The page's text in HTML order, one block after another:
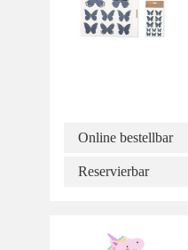
Online bestellbar
Reservierbar